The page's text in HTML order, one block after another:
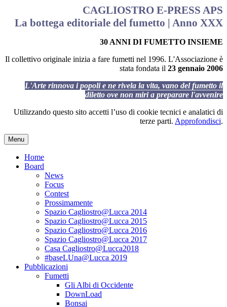
CAGLIOSTRO E-PRESS APS
La bottega editoriale del fumetto | Anno XXX
30 ANNI DI FUMETTO INSIEME
Il collettivo originale inizia a fare fumetti nel 1996. L'Associazione è
stata fondata il 23 gennaio 2006
L'Arte rinnova i popoli e ne rivela la vita, vano del fumetto il
diletto ove non miri a preparare l'avvenire
Utilizzando questo sito accetti l’uso di cookie tecnici e analatici di
terze parti. Approfondisci.
Menu
Home
Board
News
Focus
Contest
Prossimamente
Spazio Cagliostro@Lucca 2014
Spazio Cagliostro@Lucca 2015
Spazio Cagliostro@Lucca 2016
Spazio Cagliostro@Lucca 2017
Casa Cagliostro@Lucca2018
#baseLUna@Lucca 2019
Pubblicazioni
Fumetti
Gli Albi di Occidente
DownLoad
Bonsai